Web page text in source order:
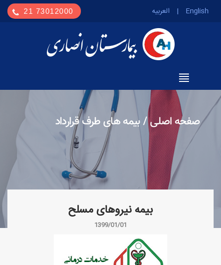
English
| العربیه
صفحه اصلی/بیمه های طرف قرارداد
بیمه نیروهای مسلح
1399/01/01